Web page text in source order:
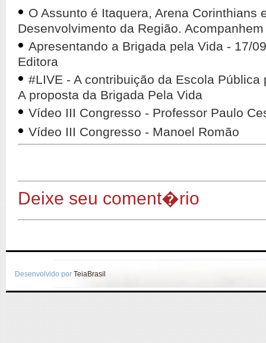
• O Assunto é Itaquera, Arena Corinthians
Desenvolvimento da Região.
• Apresentando a Brigada pela Vida - 17/
Editora
• #LIVE - A contribuição da Escola
A proposta da Brigada Pela Vida
• Vídeo III Congresso - Professor Paulo
• Vídeo III Congresso - Manoel Romão
Deixe seu coment�rio
Desenvolvido por TeiaBrasil